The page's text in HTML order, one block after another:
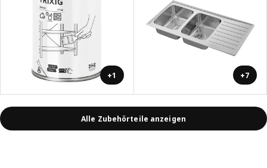
+1 +7
Alle Zubehörteile anzeigen